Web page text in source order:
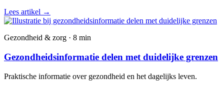
Lees artikel →
Gezondheid & zorg · 8 min
Gezondheidsinformatie delen met duidelijke grenzen
Praktische informatie over gezondheid en het dagelijks leven.